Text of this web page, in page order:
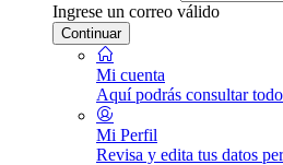
Ingrese un correo válido
Continuar
Mi cuenta
Aquí podrás consultar
Mi Perfil
Revisa y edita tus datos